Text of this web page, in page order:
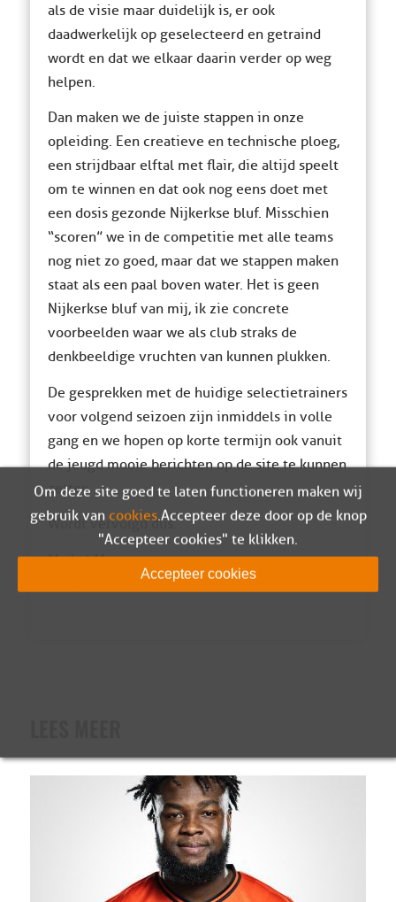
als de visie maar duidelijk is, er ook
daadwerkelijk op geselecteerd en getraind
wordt en dat we elkaar daarin verder op weg
helpen.
Dan maken we de juiste stappen in onze
opleiding. Een creatieve en technische ploeg,
een strijdbaar elftal met flair, die altijd speelt
om te winnen en dat ook nog eens doet met
een dosis gezonde Nijkerkse bluf. Misschien
“scoren” we in de competitie met alle teams
nog niet zo goed, maar dat we stappen maken
staat als een paal boven water. Het is geen
Nijkerkse bluf van mij, ik zie concrete
voorbeelden waar we als club straks de
denkbeeldige vruchten van kunnen plukken.
De gesprekken met de huidige selectietrainers
voor volgend seizoen zijn inmiddels in volle
gang en we hopen op korte termijn ook vanuit
de jeugd mooie berichten op de site te kunnen
zetten.
Wordt vervolgd dus.
Maikel Manasse
HJO prestatie Sparta Nijkerk
Om deze site goed te laten functioneren maken wij
gebruik van cookies. Accepteer deze door op de knop
"Accepteer cookies" te klikken.
Accepteer cookies